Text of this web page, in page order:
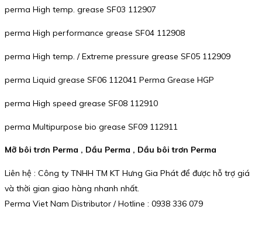
perma High temp. grease SF03 112907
perma High performance grease SF04 112908
perma High temp. / Extreme pressure grease SF05 112909
perma Liquid grease SF06 112041 Perma Grease HGP
perma High speed grease SF08 112910
perma Multipurpose bio grease SF09 112911
Mỡ bôi trơn Perma , Dầu Perma , Dầu bôi trơn Perma
Liên hệ : Công ty TNHH TM KT Hưng Gia Phát để được hỗ trợ giá
và thời gian giao hàng nhanh nhất.
Perma Viet Nam Distributor / Hotline : 0938 336 079